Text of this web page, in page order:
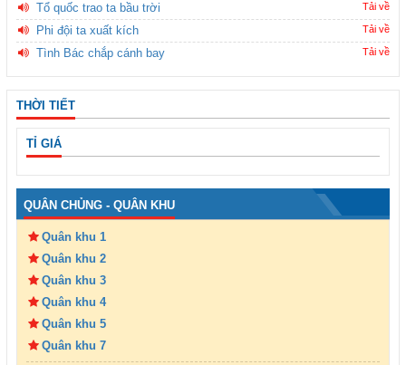
Tổ quốc trao ta bầu trời Tải về
Phi đội ta xuất kích Tải về
Tình Bác chắp cánh bay Tải về
THỜI TIẾT
TỈ GIÁ
QUÂN CHỦNG - QUÂN KHU
Quân khu 1
Quân khu 2
Quân khu 3
Quân khu 4
Quân khu 5
Quân khu 7